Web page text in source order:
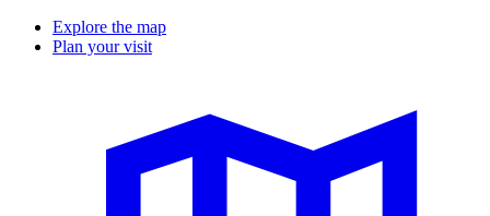
Explore the map
Plan your visit